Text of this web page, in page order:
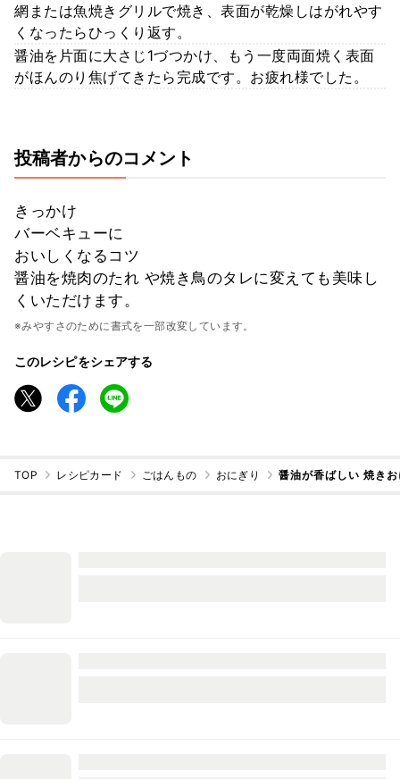
網または魚焼きグリルで焼き、表面が乾燥しはがれやす
くなったらひっくり返す。
醤油を片面に大さじ1づつかけ、もう一度両面焼く表面
がほんのり焦げてきたら完成です。お疲れ様でした。
投稿者からのコメント
きっかけ
バーベキューに
おいしくなるコツ
醤油を焼肉のたれ や焼き鳥のタレに変えても美味し
くいただけます。
※みやすさのために書式を一部改変しています。
このレシピをシェアする
TOP レシピカード ごはんもの おにぎり 醤油が香ばしい 焼き